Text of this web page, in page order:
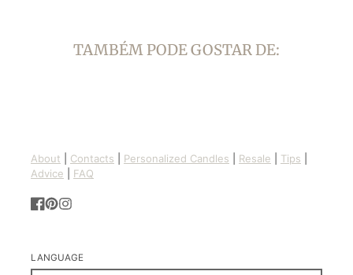
TAMBÉM PODE GOSTAR DE:
About Contacts Personalized Candles Resale Tips
Advice
FAQ
LANGUAGE